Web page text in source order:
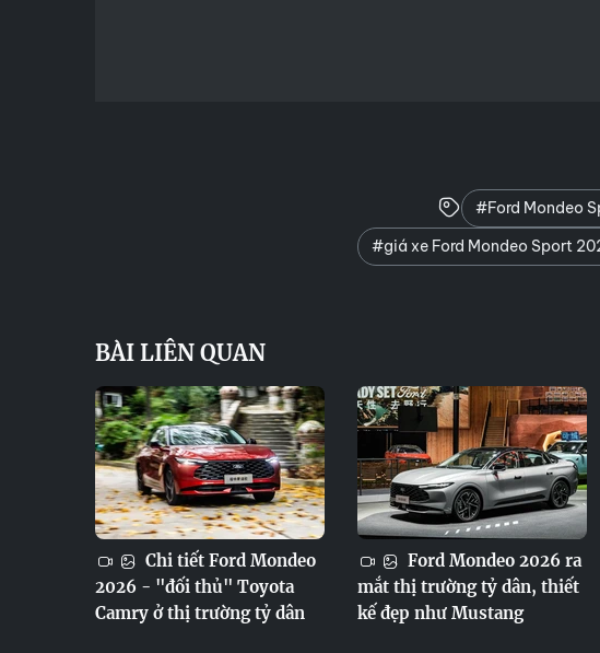
#Ford Mondeo
#giá xe Ford Mondeo Sport
BÀI LIÊN QUAN
Chi tiết Ford Mondeo
2026 - "đối thủ" Toyota
Camry ở thị trường tỷ dân
Ford Mondeo 2026 ra
mắt thị trường tỷ dân, thiết
kế đẹp như Mustang